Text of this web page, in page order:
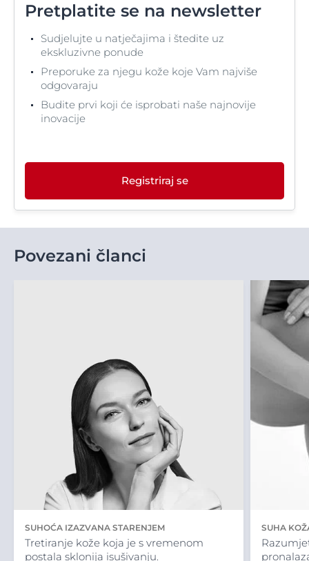
Pretplatite se na newsletter
Sudjelujte u natječajima i štedite uz
ekskluzivne ponude
Preporuke za njegu kože koje Vam najviše
odgovaraju
Budite prvi koji će isprobati naše najnovije
inovacije
Registriraj se
Povezani članci
SUHOĆA IZAZVANA STARENJEM
Tretiranje kože koja je s vremenom
postala sklonija isušivanju.
SUHA